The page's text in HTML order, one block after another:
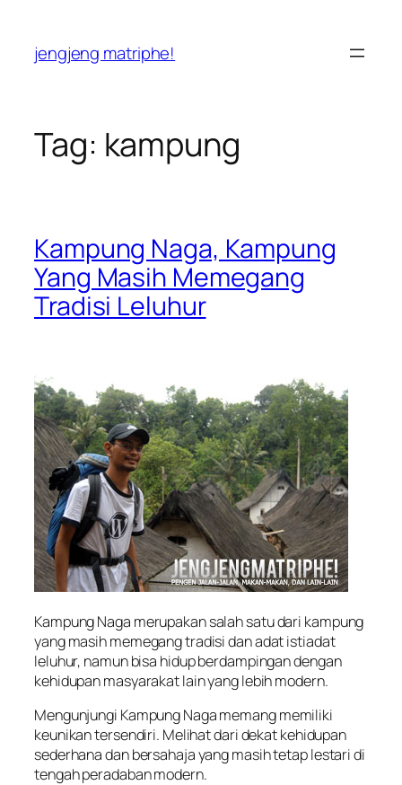
content
jengjeng matriphe!
Tag: kampung
Kampung Naga, Kampung
Yang Masih Memegang
Tradisi Leluhur
Kampung Naga merupakan salah satu dari kampung
yang masih memegang tradisi dan adat istiadat
leluhur, namun bisa hidup berdampingan dengan
kehidupan masyarakat lain yang lebih modern.
Mengunjungi Kampung Naga memang memiliki
keunikan tersendiri. Melihat dari dekat kehidupan
sederhana dan bersahaja yang masih tetap lestari di
tengah peradaban modern.